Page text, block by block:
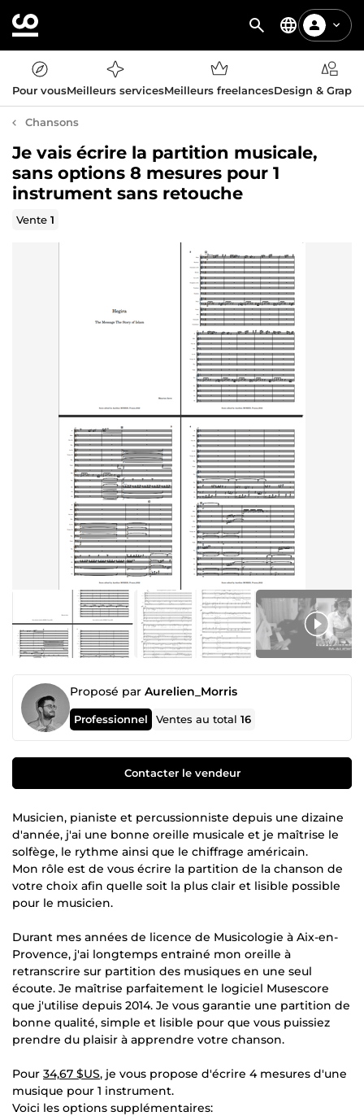
Pour vousMeilleurs servicesMeilleurs freelancesDesign &
Chansons
Je vais écrire la partition musicale,
sans options 8 mesures pour 1
instrument sans retouche
Vente1
Proposé par Aurelien_Morris
Professionnel Ventes au total16
Contacter le vendeur
Musicien, pianiste et percussionniste depuis une dizaine
d'année, j'ai une bonne oreille musicale et je maîtrise le
solfège, le rythme ainsi que le chiffrage américain.
Mon rôle est de vous écrire la partition de la chanson de
votre choix afin quelle soit la plus clair et lisible possible
pour le musicien.
Durant mes années de licence de Musicologie à Aix-en-
Provence, j'ai longtemps entrainé mon oreille à
retranscrire sur partition des musiques en une seul
écoute. Je maîtrise parfaitement le logiciel Musescore
que j'utilise depuis 2014. Je vous garantie une partition de
bonne qualité, simple et lisible pour que vous puissiez
prendre du plaisir à apprendre votre chanson.
Pour 34,67 $US, je vous propose d'écrire 4 mesures d'une
musique pour 1 instrument.
Voici les options supplémentaires: